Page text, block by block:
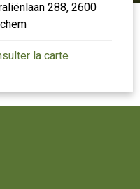
288, 2600
la carte